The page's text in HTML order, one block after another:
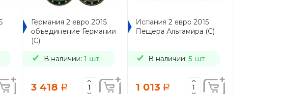
Германия 2 евро 2015
объединение Германии
(C)
В наличии: 1 шт
3 418 a
Испания 2 евро 2015
Пещера Альтамира (C)
В наличии: 5 шт
1 013 a